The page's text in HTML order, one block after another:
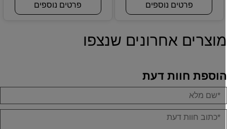
פרטים נוספים פרטים נוספים
אחרונים שנצפו
חוות דעת